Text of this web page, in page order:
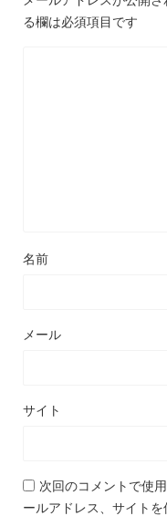
る欄は必須項目です
名前
メール
サイト
次回のコメントで使
ールアドレス、サイトを